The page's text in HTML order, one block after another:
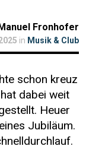
Fronhofer
in Musik & Club
schon kreuz
dabei weit
Heuer
Jubiläum.